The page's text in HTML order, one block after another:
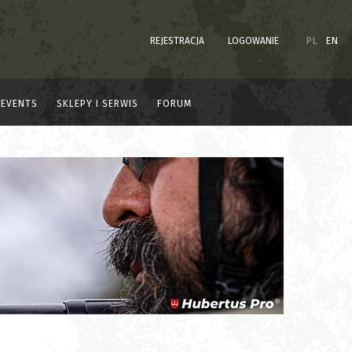
REJESTRACJA LOGOWANIE PL EN
EVENTS SKLEPY I SERWIS FORUM